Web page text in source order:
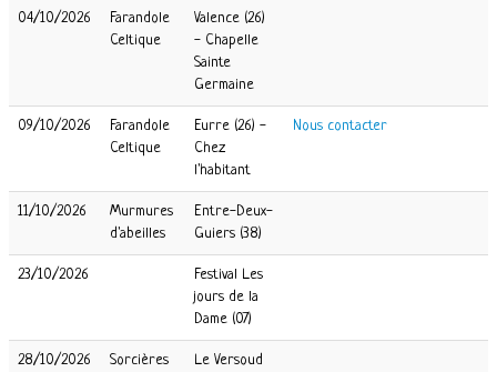
04/10/2026
Farandole
Celtique
Valence (26)
- Chapelle
Sainte
Germaine
09/10/2026
Farandole
Celtique
Eurre (26) -
Chez
l'habitant
Nous contacter
11/10/2026
Murmures
d'abeilles
Entre-Deux-
Guiers (38)
23/10/2026
Festival Les
jours de la
Dame (07)
28/10/2026
Sorcières
Le Versoud